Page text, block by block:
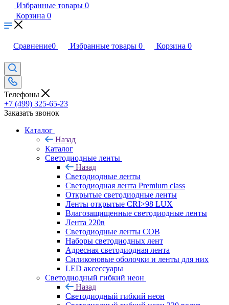
Избранные товары 0
Корзина 0
Сравнение0 Избранные товары 0 Корзина 0
Телефоны
+7 (499) 325-65-23
Заказать звонок
Каталог
Назад
Каталог
Светодиодные ленты
Назад
Светодиодные ленты
Светодиодная лента Premium class
Открытые светодиодные ленты
Ленты открытые CRI>98 LUX
Влагозащищенные светодиодные ленты
Лента 220в
Светодиодные ленты COB
Наборы светодиодных лент
Адресная светодиодная лента
Силиконовые оболочки и ленты для них
LED аксессуары
Светодиодный гибкий неон
Назад
Светодиодный гибкий неон